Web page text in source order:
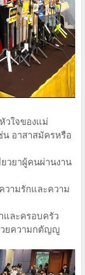
วใจของแม่
อาสาสมัครหรือ
วยาผู้คนผ่านงาน
ามรักและความ
และครอบครัว
วยความกตัญญู